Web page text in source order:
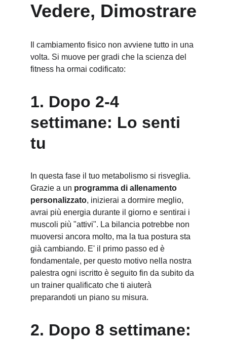
Vedere, Dimostrare
Il cambiamento fisico non avviene tutto in una
volta. Si muove per gradi che la scienza del
fitness ha ormai codificato:
1. Dopo 2-4
settimane: Lo senti
tu
In questa fase il tuo metabolismo si risveglia.
Grazie a un programma di allenamento
personalizzato, inizierai a dormire meglio,
avrai più energia durante il giorno e sentirai i
muscoli più "attivi". La bilancia potrebbe non
muoversi ancora molto, ma la tua postura sta
già cambiando. E' il primo passo ed è
fondamentale, per questo motivo nella nostra
palestra ogni iscritto è seguito fin da subito da
un trainer qualificato che ti aiuterà
preparandoti un piano su misura.
2. Dopo 8 settimane: